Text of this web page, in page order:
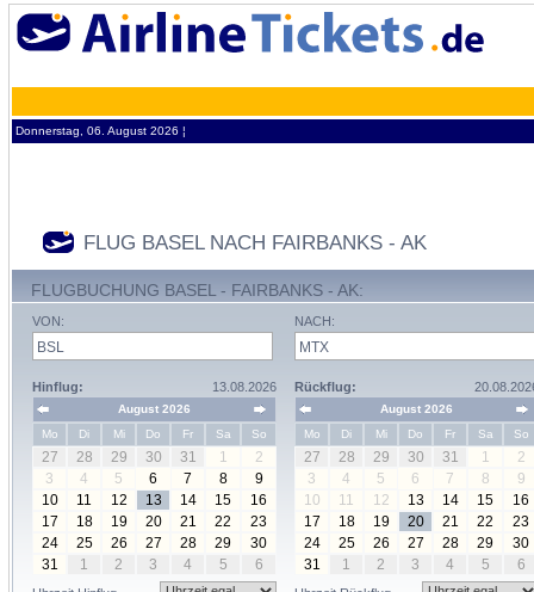
Donnerstag, 06. August 2026 ¦
FLUG BASEL NACH FAIRBANKS - AK
FLUGBUCHUNG BASEL - FAIRBANKS - AK:
VON:
Hinflug: 13.08.2026
August 2026
Mo
Di Mi Do Fr Sa So
27 28 29 30 31 1
2
3
4 5 6 7 8
9
10
11 12 13 14 15
16
17
18 19 20 21 22
23
24
25 26 27 28 29
30
31
1 2 3 4 5 6
NACH:
Rückflug:
August 2026
Mo
Di Mi Do Fr Sa So
27 28 29 30 31 1
2
3
4 5 6 7 8
9
10
11 12 13 14 15
16
17
18 19 20 21 22
23
24
25 26 27 28 29
30
31
1 2 3 4 5 6